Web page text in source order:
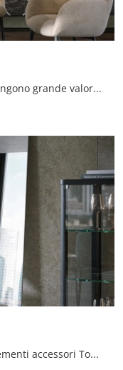
Complementi e specchi design aggiungono grande valore all’arredo delle nostre abitazioni e si rivelano multifunzionali oltre che belli da vedere.
In negozio presentiamo mobili ed elementi accessori Tonin Casa: la quasi infinita gamma di bellissimi Complementi dell'azienda ti attende.